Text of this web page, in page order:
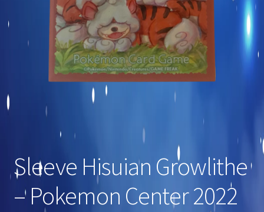
Sleeve Hisuian Growlithe
– Pokemon Center 2022